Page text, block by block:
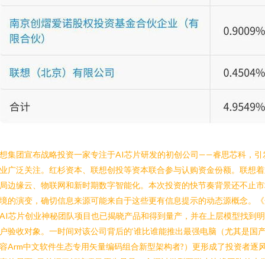
集团宣布战略投资一家专注于AI芯片研发的初创公司——睿思芯科，引
广泛关注。红杉资本、联想创投等资本联合参与认购资金份额。联想
边缘云、物联网和新时期数字智能化。本次投资的快节奏背景还不止
的演变，确切信息来源可能来自于这些更有信息提示的动态源概念。
芯片创业神秘团队项目也已揭晓产品和得到量产，并在上层模型找到
验收对象。一时间对该公司背后的‘谁比谁能推出最强电脑（尤其是国
Arm中文软件生态专用矢量编码组合新型架构者?）更形成了投资者逐